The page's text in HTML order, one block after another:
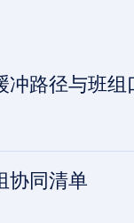
径与班组口
协同清单